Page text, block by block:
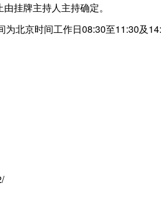
挂牌主持人主持确定。
北京时间工作日08:30至11:30及